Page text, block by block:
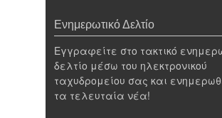
Ενημερωτικό Δελτίο
Εγγραφείτε στο τακτικό
δελτίο μέσω του ηλεκτρονικού
ταχυδρομείου σας και
τα τελευταία νέα!